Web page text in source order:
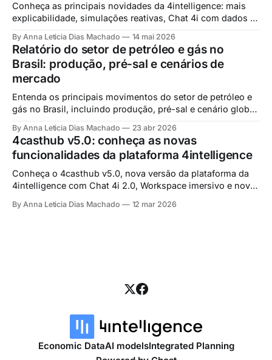
Conheça as principais novidades da 4intelligence: mais
explicabilidade, simulações reativas, Chat 4i com dados e
By Anna Leticia Dias Machado 14 mai 2026
Relatório do setor de petróleo e gás no
Brasil: produção, pré-sal e cenários de
mercado
Entenda os principais movimentos do setor de petróleo e
gás no Brasil, incluindo produção, pré-sal e cenário global,
By Anna Leticia Dias Machado 23 abr 2026
4casthub v5.0: conheça as novas
funcionalidades da plataforma 4intelligence
Conheça o 4casthub v5.0, nova versão da plataforma da
4intelligence com Chat 4i 2.0, Workspace imersivo e novas
estratégico.
By Anna Leticia Dias Machado 12 mar 2026
Economic DataAI modelsIntegrated Planning